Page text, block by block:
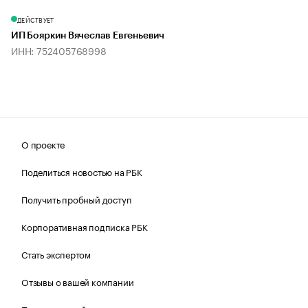
ДЕЙСТВУЕТ
ИП Бояркин Вячеслав Евгеньевич
ИНН: 752405768998
О проекте
Поделиться новостью на РБК
Получить пробный доступ
Корпоративная подписка РБК
Стать экспертом
Отзывы о вашей компании